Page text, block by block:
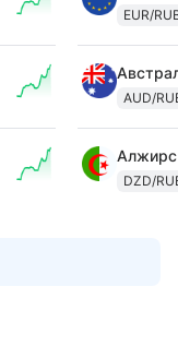
EUR/
AUD/
DZD/